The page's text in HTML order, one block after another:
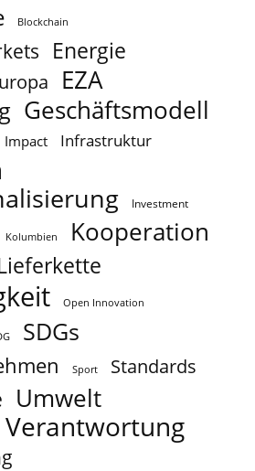
Blockchain
Energie
EZA
Geschäftsmodell
Impact Infrastruktur
Investment
Kolumbien Kooperation
Open Innovation
SDGs
Sport Standards
Umwelt
Verantwortung